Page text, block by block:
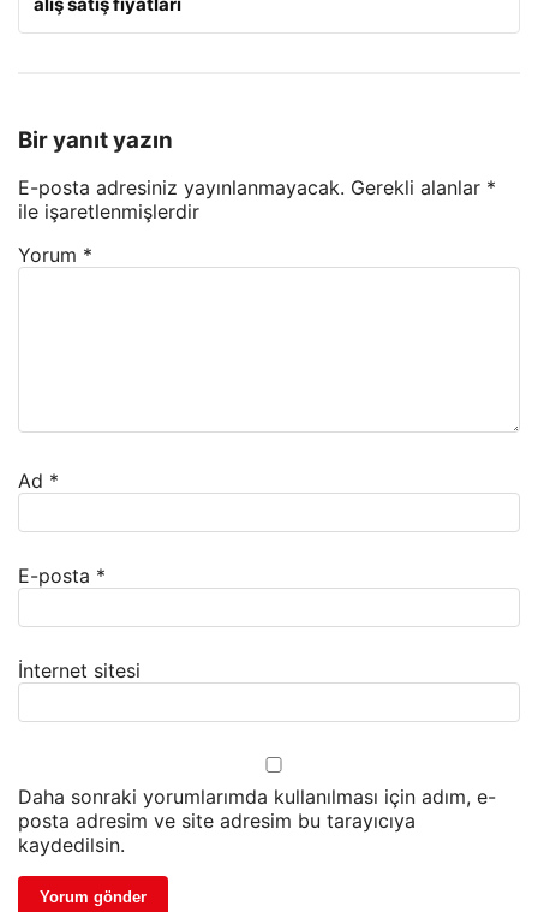
Bir yanıt yazın
E-posta adresiniz yayınlanmayacak. Gerekli alanlar *
ile işaretlenmişlerdir
Yorum *
Ad *
E-posta *
İnternet sitesi
Daha sonraki yorumlarımda kullanılması için adım, e-
posta adresim ve site adresim bu tarayıcıya
kaydedilsin.